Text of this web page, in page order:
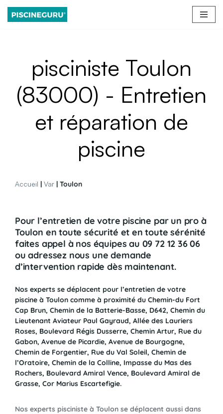
pisciniste Toulon
(83000) - Entretien
et réparation de
piscine
Accueil | Var | Toulon
Pour l’entretien de votre piscine par un pro à
Toulon en toute sécurité et en toute sérénité
faites appel à nos équipes au 09 72 12 36 06
ou adressez nous une demande
d’intervention rapide dès maintenant.
Nos experts se déplacent pour l’entretien de votre
piscine à Toulon comme à proximité du Chemin-du Fort
Cap Brun, Chemin de la Batterie-Basse, D642, Chemin du
Lieutenant Aviateur Paul Gayraud, Allée des Lauriers
Roses, Boulevard Régis Dusserre, Chemin Artur, Rue du
Gabon, Avenue de Picardie, Avenue de Bourgogne,
Chemin de Forgentier, Rue du Val Soleil, Chemin de
l’Oratoire, Chemin de la Colline, Impasse du Mas des
Rochers, Boulevard Amiral Vence, Boulevard Amiral de
Grasse, Cor Marius Escartefigie.
Nos experts pisciniste à Toulon se déplacent aussi dans